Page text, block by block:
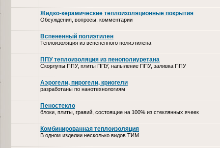
Жидко-керамические теплоизоляционные покрытия
Обсуждения, вопросы, комментарии
Вспененный полиэтилен
Теплоизоляция из вспененного полиэтилена
ППУ теплоизоляция из пенополиуретана
Скорлупы ППУ, плиты ППУ, напыление ППУ, заливка ППУ
Аэрогели, пирогели, криогели
разработаны по нанотехнологиям
Пеностекло
блоки, плиты, гравий, состоящие на 100% из стеклянных ячеек
Комбинированная теплоизоляция
В одном изделии несколько видов ТИМ